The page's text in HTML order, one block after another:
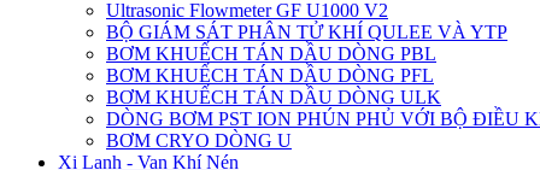
Ultrasonic Flowmeter GF U1000 V2
BỘ GIÁM SÁT PHÂN TỬ KHÍ QULEE VÀ YTP
BƠM KHUẾCH TÁN DẦU DÒNG PBL
BƠM KHUẾCH TÁN DẦU DÒNG PFL
BƠM KHUẾCH TÁN DẦU DÒNG ULK
DÒNG BƠM PST ION PHÚN PHỦ VỚI BỘ ĐIỀU
BƠM CRYO DÒNG U
Xi Lanh - Van Khí Nén